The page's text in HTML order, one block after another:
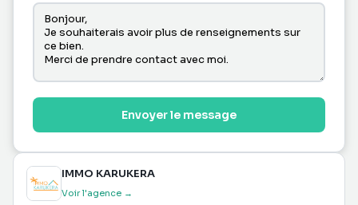
Envoyer le message
IMMO KARUKERA
Voir l'agence →